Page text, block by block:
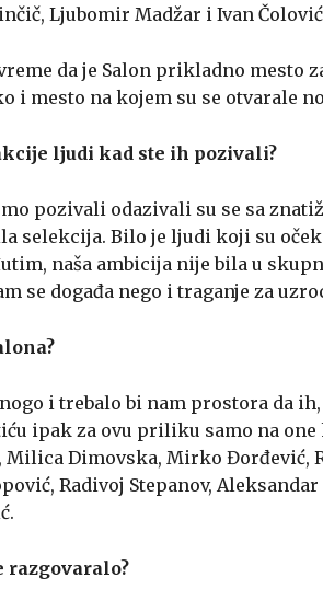
Ljubomir Madžar i Ivan
da je Salon prikladno mesto
i mesto na kojem su se otvarale
ljudi kad ste ih pozivali?
pozivali odazivali su se sa
selekcija. Bilo je ljudi koji su
naša ambicija nije bila u
se događa nego i traganje za
i trebalo bi nam prostora da
ipak za ovu priliku samo na one
Dimovska, Mirko Đorđević,
Radivoj Stepanov,
razgovaralo?